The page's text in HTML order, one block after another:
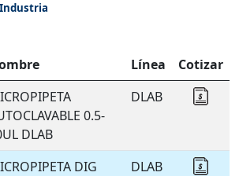
Línea
Cotizar
0.5-
DLAB
DLAB
DIG
DLAB